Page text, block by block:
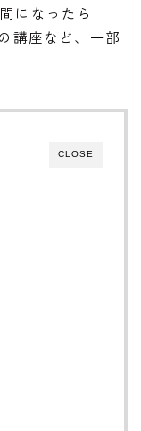
になったら
講座など、一部
CLOSE